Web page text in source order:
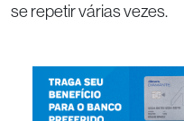
se repetir várias vezes.